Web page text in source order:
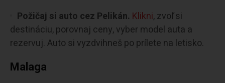
Požičaj si auto cez Pelikán. Klikni, zvoľ si
destináciu, porovnaj ceny, vyber model auta a
rezervuj. Auto si vyzdvihneš po prílete na letisko.
Malaga